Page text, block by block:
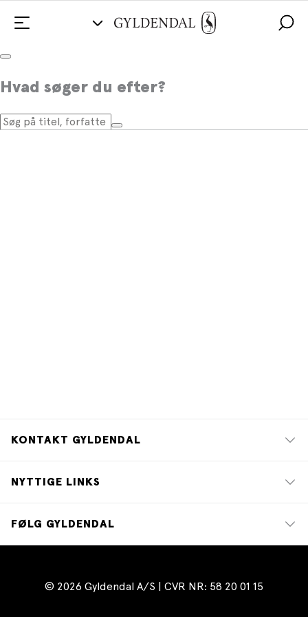
Hvad søger du efter?
KONTAKT GYLDENDAL
NYTTIGE LINKS
FØLG GYLDENDAL
© 2026 Gyldendal A/S | CVR NR: 58 20 01 15